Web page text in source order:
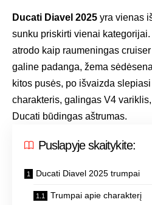
Ducati Diavel 2025 yra vienas
sunku priskirti vienai
atrodo kaip raumeningas
galine padanga, žema
kitos pusės, po išvaizda
charakteris, galingas V4
Ducati būdingas aštrumas.
Puslapyje skaitykite:
Ducati Diavel 2025 trumpai
Trumpai apie charakterį